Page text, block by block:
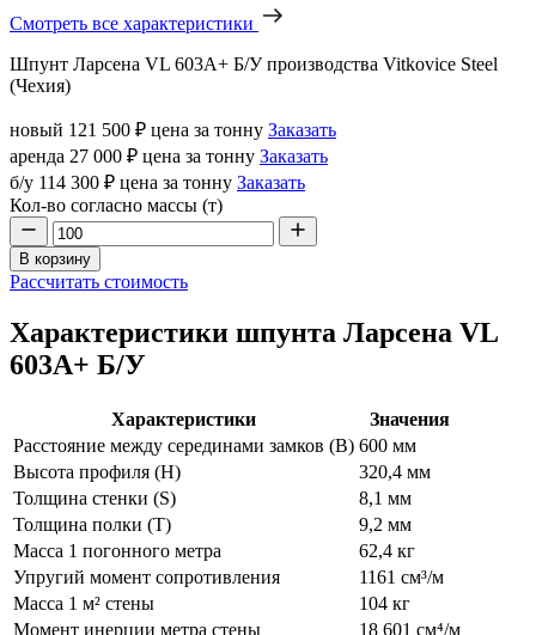
Смотреть все характеристики
Шпунт Ларсена VL 603А+ Б/У производства Vitkovice Steel
(Чехия)
новый 121 500 ₽ цена за тонну Заказать
аренда 27 000 ₽ цена за тонну Заказать
б/у 114 300 ₽ цена за тонну Заказать
Кол-во согласно массы (т)
В корзину
Рассчитать стоимость
Характеристики шпунта Ларсена VL
603А+ Б/У
Характеристики
Значения
Расстояние между серединами замков (В) 600 мм
Высота профиля (Н)
320,4 мм
Толщина стенки (S)
8,1 мм
Толщина полки (T)
9,2 мм
Масса 1 погонного метра
62,4 кг
Упругий момент сопротивления
1161 см³/м
Масса 1 м² стены
104 кг
Момент инерции метра стены
18 601 см⁴/м